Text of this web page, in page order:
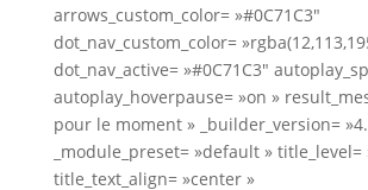
arrows_custom_color= »#0C71C3″
dot_nav_custom_color=
dot_nav_active= »#0C71C3″
autoplay_hoverpause= »on »
pour le moment » _builder_version=
_module_preset= »default » title_level=
title_text_align= »center »